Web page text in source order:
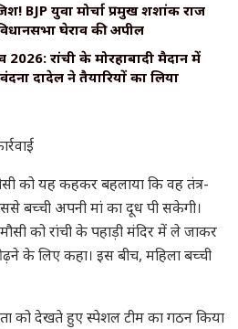
BJP युवा मोर्चा प्रमुख शशांक राज
घेराव की अपील
रांची के मोरहाबादी मैदान में
दादेल ने तैयारियों का लिया
को यह कहकर बहलाया कि वह तंत्र-
बच्ची अपनी मां का दूध पी सकेगी।
को रांची के पहाड़ी मंदिर में ले जाकर
के लिए कहा। इस बीच, महिला बच्ची
को देखते हुए स्पेशल टीम का गठन किया